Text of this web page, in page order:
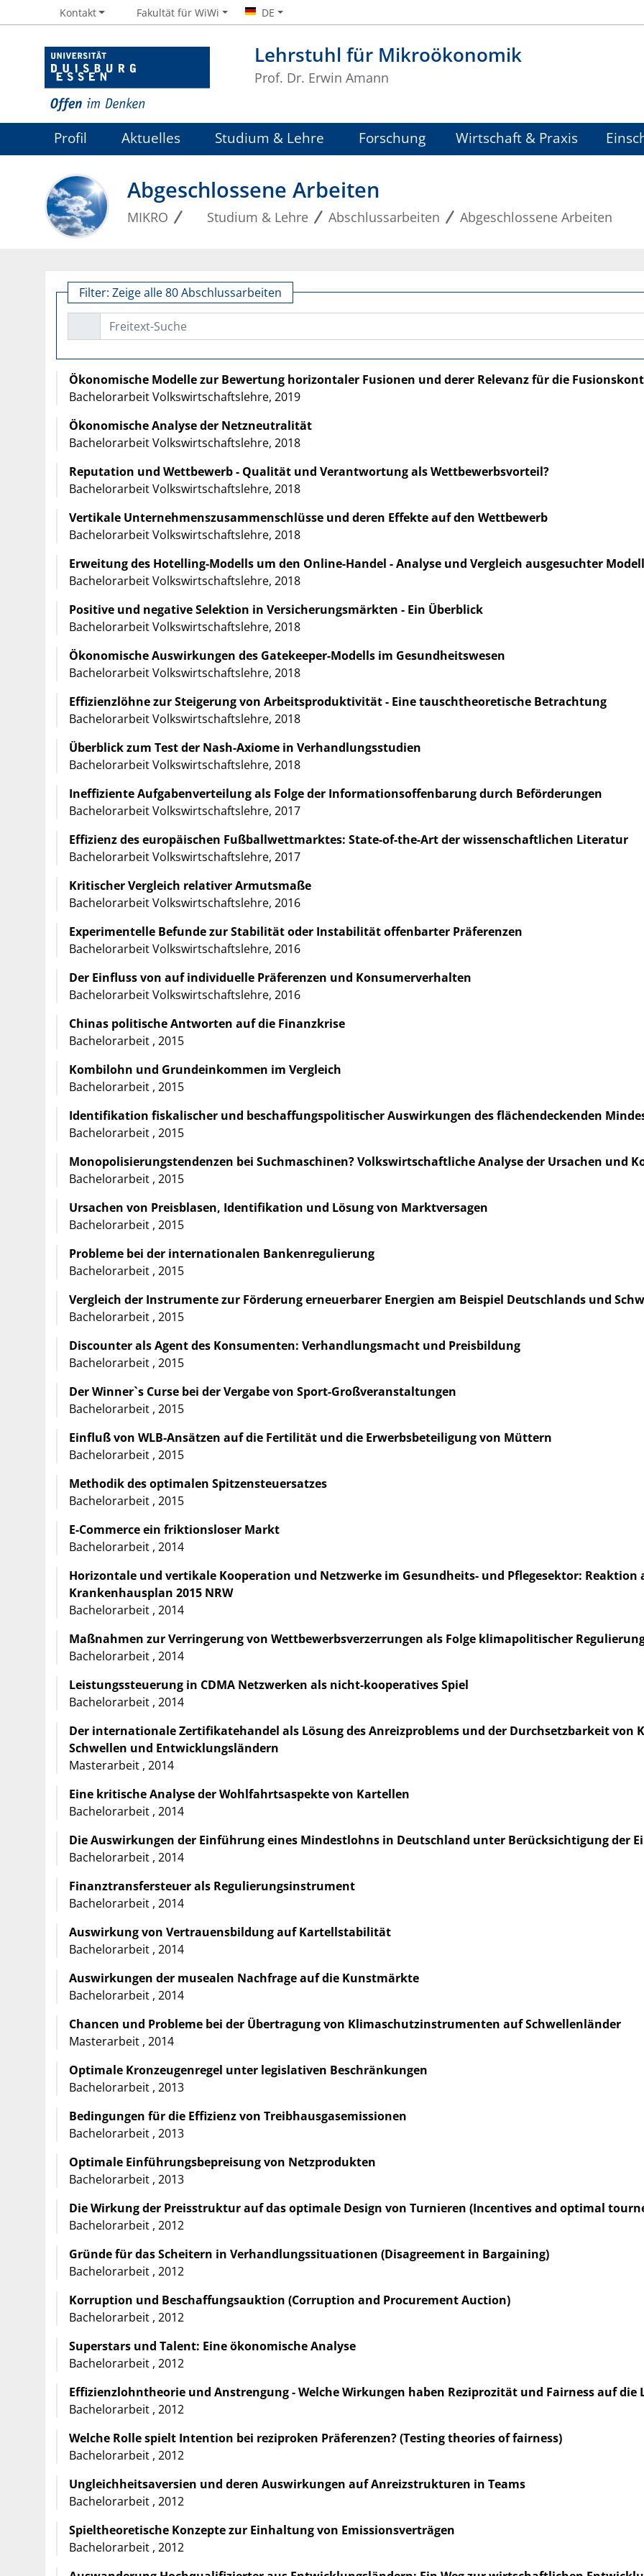
Lehrstuhl für Mikroökonomik
Prof. Dr. Erwin Amann
Kontakt Fakultät für WiWi DE
Profil Aktuelles Studium & Lehre Forschung Wirtschaft & Praxis
Abgeschlossene Arbeiten
MIKRO Studium & Lehre Abschlussarbeiten Abgeschlossene Arbeiten
Filter: Zeige alle 80 Abschlussarbeiten
Freitext-Suche
Ökonomische Modelle zur Bewertung horizontaler Fusionen und derer Relevanz für die
Bachelorarbeit Volkswirtschaftslehre, 2019
Ökonomische Analyse der Netzneutralität
Bachelorarbeit Volkswirtschaftslehre, 2018
Reputation und Wettbewerb - Qualität und Verantwortung als Wettbewerbsvorteil?
Bachelorarbeit Volkswirtschaftslehre, 2018
Vertikale Unternehmenszusammenschlüsse und deren Effekte auf den Wettbewerb
Bachelorarbeit Volkswirtschaftslehre, 2018
Erweitung des Hotelling-Modells um den Online-Handel - Analyse und Vergleich ausgesuchter
Bachelorarbeit Volkswirtschaftslehre, 2018
Positive und negative Selektion in Versicherungsmärkten - Ein Überblick
Bachelorarbeit Volkswirtschaftslehre, 2018
Ökonomische Auswirkungen des Gatekeeper-Modells im Gesundheitswesen
Bachelorarbeit Volkswirtschaftslehre, 2018
Effizienzlöhne zur Steigerung von Arbeitsproduktivität - Eine tauschtheoretische Betrachtung
Bachelorarbeit Volkswirtschaftslehre, 2018
Überblick zum Test der Nash-Axiome in Verhandlungsstudien
Bachelorarbeit Volkswirtschaftslehre, 2018
Ineffiziente Aufgabenverteilung als Folge der Informationsoffenbarung durch Beförderungen
Bachelorarbeit Volkswirtschaftslehre, 2017
Effizienz des europäischen Fußballwettmarktes: State-of-the-Art der wissenschaftlichen Literatur
Bachelorarbeit Volkswirtschaftslehre, 2017
Kritischer Vergleich relativer Armutsmaße
Bachelorarbeit Volkswirtschaftslehre, 2016
Experimentelle Befunde zur Stabilität oder Instabilität offenbarter Präferenzen
Bachelorarbeit Volkswirtschaftslehre, 2016
Der Einfluss von auf individuelle Präferenzen und Konsumerverhalten
Bachelorarbeit Volkswirtschaftslehre, 2016
Chinas politische Antworten auf die Finanzkrise
Bachelorarbeit , 2015
Kombilohn und Grundeinkommen im Vergleich
Bachelorarbeit , 2015
Identifikation fiskalischer und beschaffungspolitischer Auswirkungen des flächendeckenden
Bachelorarbeit , 2015
Monopolisierungstendenzen bei Suchmaschinen? Volkswirtschaftliche Analyse der Ursachen und
Bachelorarbeit , 2015
Ursachen von Preisblasen, Identifikation und Lösung von Marktversagen
Bachelorarbeit , 2015
Probleme bei der internationalen Bankenregulierung
Bachelorarbeit , 2015
Vergleich der Instrumente zur Förderung erneuerbarer Energien am Beispiel Deutschlands und
Bachelorarbeit , 2015
Discounter als Agent des Konsumenten: Verhandlungsmacht und Preisbildung
Bachelorarbeit , 2015
Der Winner`s Curse bei der Vergabe von Sport-Großveranstaltungen
Bachelorarbeit , 2015
Einfluß von WLB-Ansätzen auf die Fertilität und die Erwerbsbeteiligung von Müttern
Bachelorarbeit , 2015
Methodik des optimalen Spitzensteuersatzes
Bachelorarbeit , 2015
E-Commerce ein friktionsloser Markt
Bachelorarbeit , 2014
Horizontale und vertikale Kooperation und Netzwerke im Gesundheits- und Pflegesektor: Reaktion
Krankenhausplan 2015 NRW
Bachelorarbeit , 2014
Maßnahmen zur Verringerung von Wettbewerbsverzerrungen als Folge klimapolitischer
Bachelorarbeit , 2014
Leistungssteuerung in CDMA Netzwerken als nicht-kooperatives Spiel
Bachelorarbeit , 2014
Der internationale Zertifikatehandel als Lösung des Anreizproblems und der Durchsetzbarkeit von
Schwellen und Entwicklungsländern
Masterarbeit , 2014
Eine kritische Analyse der Wohlfahrtsaspekte von Kartellen
Bachelorarbeit , 2014
Die Auswirkungen der Einführung eines Mindestlohns in Deutschland unter Berücksichtigung der
Bachelorarbeit , 2014
Finanztransfersteuer als Regulierungsinstrument
Bachelorarbeit , 2014
Auswirkung von Vertrauensbildung auf Kartellstabilität
Bachelorarbeit , 2014
Auswirkungen der musealen Nachfrage auf die Kunstmärkte
Bachelorarbeit , 2014
Chancen und Probleme bei der Übertragung von Klimaschutzinstrumenten auf Schwellenländer
Masterarbeit , 2014
Optimale Kronzeugenregel unter legislativen Beschränkungen
Bachelorarbeit , 2013
Bedingungen für die Effizienz von Treibhausgasemissionen
Bachelorarbeit , 2013
Optimale Einführungsbepreisung von Netzprodukten
Bachelorarbeit , 2013
Die Wirkung der Preisstruktur auf das optimale Design von Turnieren (Incentives and optimal
Bachelorarbeit , 2012
Gründe für das Scheitern in Verhandlungssituationen (Disagreement in Bargaining)
Bachelorarbeit , 2012
Korruption und Beschaffungsauktion (Corruption and Procurement Auction)
Bachelorarbeit , 2012
Superstars und Talent: Eine ökonomische Analyse
Bachelorarbeit , 2012
Effizienzlohntheorie und Anstrengung - Welche Wirkungen haben Reziprozität und Fairness auf
Bachelorarbeit , 2012
Welche Rolle spielt Intention bei reziproken Präferenzen? (Testing theories of fairness)
Bachelorarbeit , 2012
Ungleichheitsaversien und deren Auswirkungen auf Anreizstrukturen in Teams
Bachelorarbeit , 2012
Spieltheoretische Konzepte zur Einhaltung von Emissionsverträgen
Bachelorarbeit , 2012